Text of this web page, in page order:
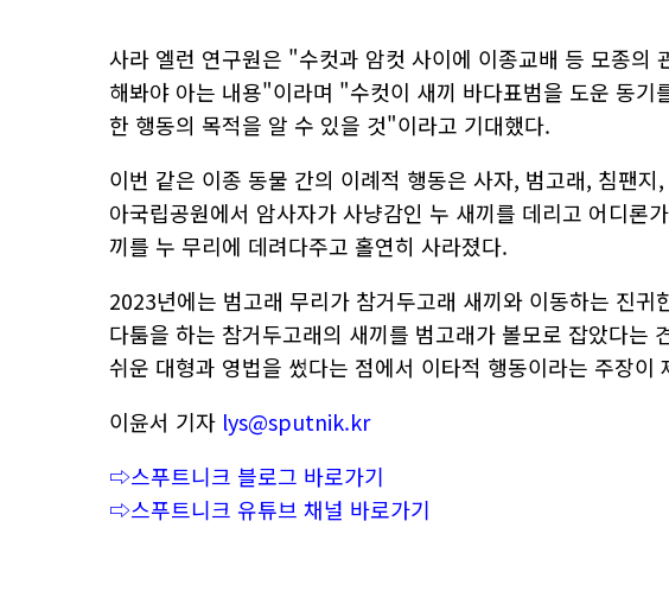
사라 엘런 연구원은 "수컷과 암컷 사이에 이종교배 등 모종의
해봐야 아는 내용"이라며 "수컷이 새끼 바다표범을 도운 동기
한 행동의 목적을 알 수 있을 것"이라고 기대했다.
이번 같은 이종 동물 간의 이례적 행동은 사자, 범고래, 침팬
아국립공원에서 암사자가 사냥감인 누 새끼를 데리고 어디론
끼를 누 무리에 데려다주고 홀연히 사라졌다.
2023년에는 범고래 무리가 참거두고래 새끼와 이동하는 진
다툼을 하는 참거두고래의 새끼를 범고래가 볼모로 잡았다는
쉬운 대형과 영법을 썼다는 점에서 이타적 행동이라는 주장이
이윤서 기자 lys@sputnik.kr
⇨스푸트니크 블로그 바로가기
⇨스푸트니크 유튜브 채널 바로가기